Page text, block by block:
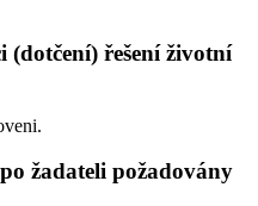
(dotčení) řešení životní
žadateli požadovány